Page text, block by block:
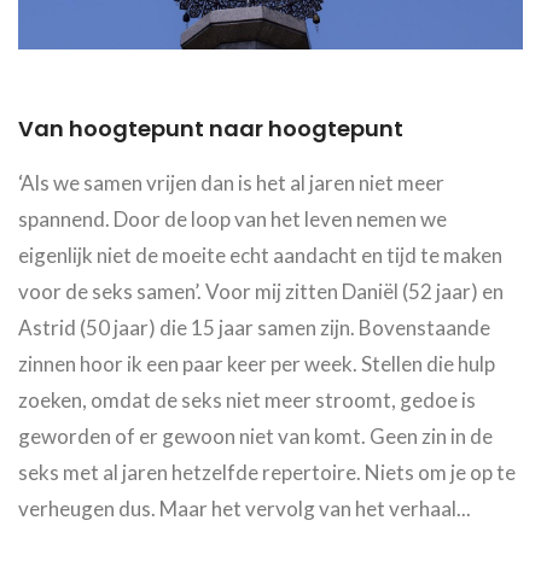
Van hoogtepunt naar hoogtepunt
‘Als we samen vrijen dan is het al jaren niet meer
spannend. Door de loop van het leven nemen we
eigenlijk niet de moeite echt aandacht en tijd te maken
voor de seks samen’. Voor mij zitten Daniël (52 jaar) en
Astrid (50 jaar) die 15 jaar samen zijn. Bovenstaande
zinnen hoor ik een paar keer per week. Stellen die hulp
zoeken, omdat de seks niet meer stroomt, gedoe is
geworden of er gewoon niet van komt. Geen zin in de
seks met al jaren hetzelfde repertoire. Niets om je op te
verheugen dus. Maar het vervolg van het verhaal...